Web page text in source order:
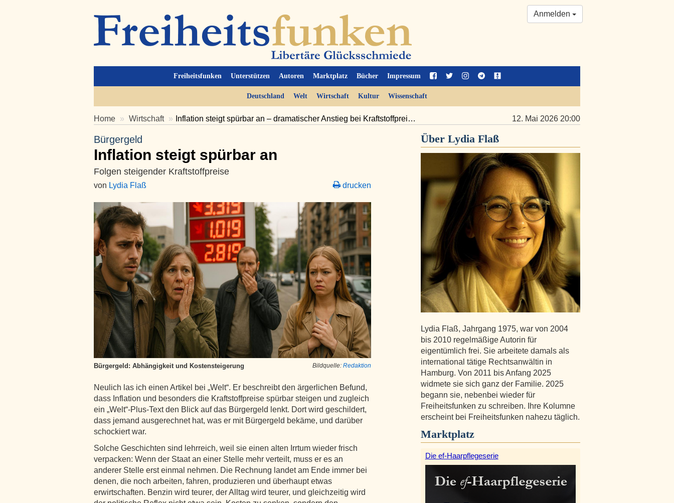
Freiheitsfunken Unterstützen Autoren Marktplatz Bücher Impressum
Anmelden
Deutschland Welt Wirtschaft Kultur Wissenschaft
Home Wirtschaft Inflation steigt spürbar an – dramatischer Anstieg bei Kraftstoffprei… 12. Mai 2026 20:00
Bürgergeld
Inflation steigt spürbar an
Folgen steigender Kraftstoffpreise
von Lydia Flaß drucken
Bildquelle:Redaktion
Bürgergeld: Abhängigkeit und Kostensteigerung
Neulich las ich einen Artikel bei „Welt“. Er beschreibt den ärgerlichen Befund,
dass Inflation und besonders die Kraftstoffpreise spürbar steigen und zugleich
ein „Welt“-Plus-Text den Blick auf das Bürgergeld lenkt. Dort wird geschildert,
dass jemand ausgerechnet hat, was er mit Bürgergeld bekäme, und darüber
schockiert war.
Solche Geschichten sind lehrreich, weil sie einen alten Irrtum wieder frisch
verpacken: Wenn der Staat an einer Stelle mehr verteilt, muss er es an
anderer Stelle erst einmal nehmen. Die Rechnung landet am Ende immer bei
denen, die noch arbeiten, fahren, produzieren und überhaupt etwas
erwirtschaften. Benzin wird teurer, der Alltag wird teurer, und gleichzeitig wird
Über Lydia Flaß
Lydia Flaß, Jahrgang 1975, war von 2004
bis 2010 regelmäßige Autorin für
eigentümlich frei. Sie arbeitete damals als
international tätige Rechtsanwältin in
Hamburg. Von 2011 bis Anfang 2025
widmete sie sich ganz der Familie. 2025
begann sie, nebenbei wieder für
Freiheitsfunken zu schreiben. Ihre Kolumne
erscheint bei Freiheitsfunken nahezu täglich.
Marktplatz
Die ef-Haarpflegeserie